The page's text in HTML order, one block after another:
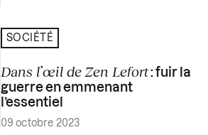
SOCIÉTÉ
Dans l’œil de Zen Lefort: fuir la
guerre en emmenant
l’essentiel
09 octobre 2023